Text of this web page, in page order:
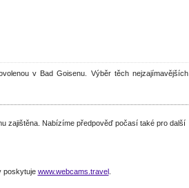
v Bad Goisenu. Výběr těch nejzajímavějších
zajištěna. Nabízíme předpověď počasí také pro další
poskytuje www.webcams.travel